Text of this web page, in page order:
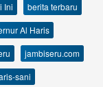
Ini
berita terbaru
Al Haris
jambiseru.com
sani